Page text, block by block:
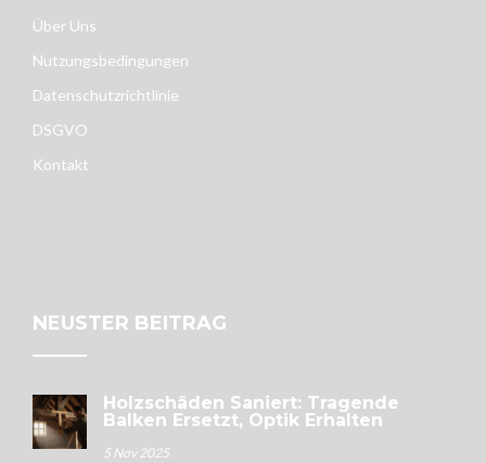
Über Uns
Nutzungsbedingungen
Datenschutzrichtlinie
DSGVO
Kontakt
NEUSTER BEITRAG
Holzschäden Saniert: Tragende
Balken Ersetzt, Optik Erhalten
5 Nov 2025